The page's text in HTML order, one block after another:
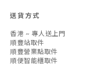
送貨方式
香港 ~ 專人送上門
順豐站取件
順豐營業點取件
順便智能櫃取件